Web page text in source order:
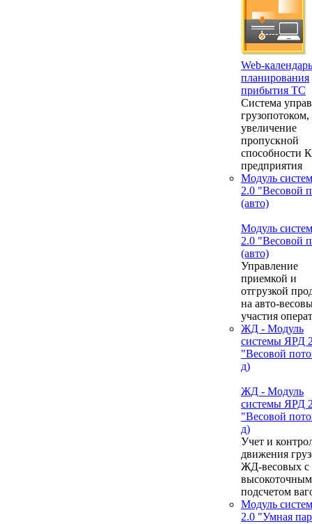
Web-календарь
планирования
прибытия ТС
Система
грузопотоком,
увеличение
пропускной
способности
предприятия
Модуль
2.0 "Весовой
(авто)
Модуль
2.0 "Весовой
(авто)
Управление
приемкой и
отгрузкой
на авто-
участия
ЖД - Модуль
системы ЯРД
"Весовой
д)
ЖД - Модуль
системы ЯРД
"Весовой
д)
Учет и
движения
ЖД-весовых с
высокоточным
подсчетом
Модуль
2.0 "Умная